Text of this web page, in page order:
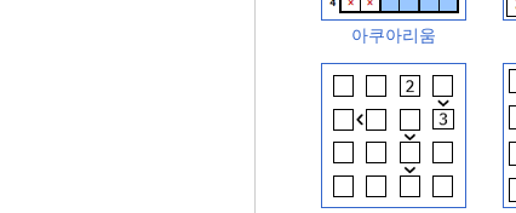
아쿠아리움